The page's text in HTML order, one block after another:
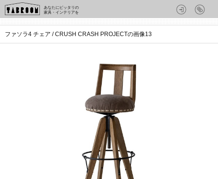
あなたにピッタリの
家具・インテリアを
ファソラ4 チェア / CRUSH CRASH PROJECTの画像13